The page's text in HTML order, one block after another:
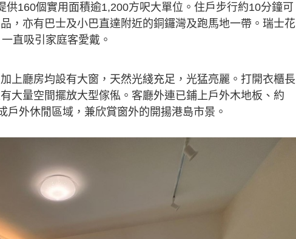
160個實用面積逾1,200方呎大單位。住戶步行約10分鐘可
，亦有巴士及小巴直達附近的銅鑼灣及跑馬地一帶。瑞士花
直吸引家庭客愛戴。
上廳房均設有大窗，天然光綫充足，光猛亮麗。打開衣櫃長
大量空間擺放大型傢俬。客廳外連已鋪上戶外木地板、約
外休閒區域，兼欣賞窗外的開揚港島市景。